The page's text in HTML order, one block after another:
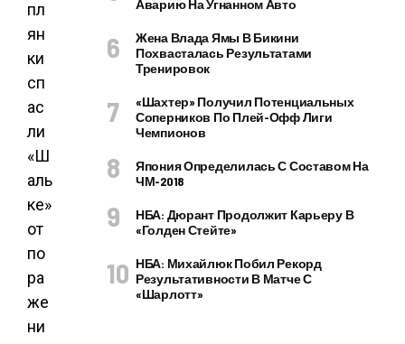
Аварию На Угнанном Авто
Жена Влада Ямы В Бикини
Похвасталась Результатами
Тренировок
«Шахтер» Получил Потенциальных
Соперников По Плей-Офф Лиги
Чемпионов
Япония Определилась С Составом На
ЧМ-2018
НБА: Дюрант Продолжит Карьеру В
«Голден Стейте»
НБА: Михайлюк Побил Рекорд
Результативности В Матче С
«Шарлотт»